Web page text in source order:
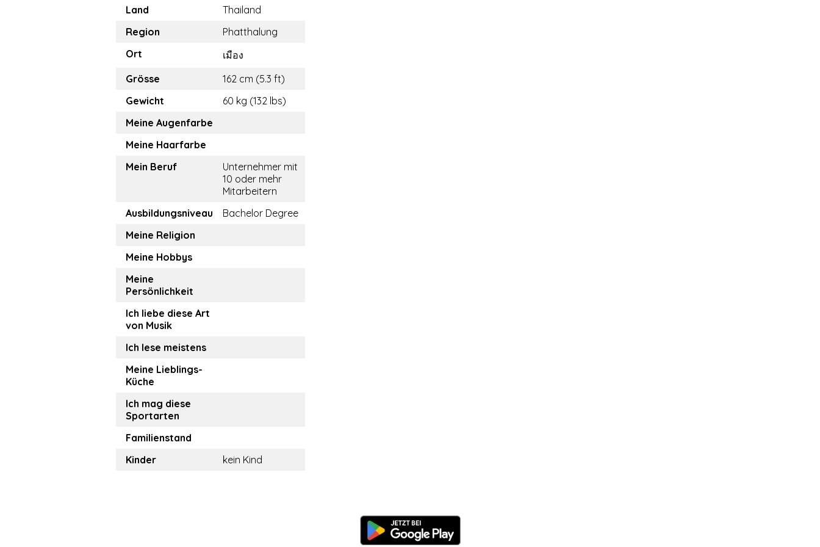
Land
Thailand
Region
Phatthalung
Ort
เมือง
Grösse
162 cm (5.3 ft)
Gewicht
60 kg (132 lbs)
Meine Augenfarbe
Meine Haarfarbe
Mein Beruf
Unternehmer mit
10 oder mehr
Mitarbeitern
Ausbildungsniveau
Bachelor Degree
Meine Religion
Meine Hobbys
Meine
Persönlichkeit
Ich liebe diese Art
von Musik
Ich lese meistens
Meine Lieblings-
Küche
Ich mag diese
Sportarten
Familienstand
Kinder
kein Kind